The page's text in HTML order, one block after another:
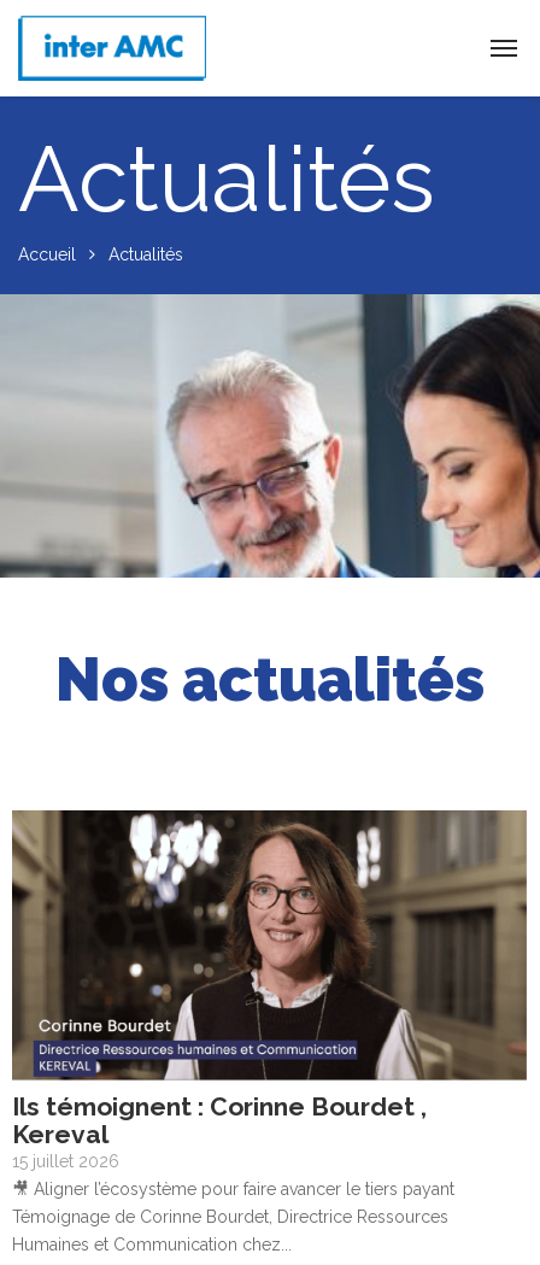
Actualités
Accueil Actualités
Nos actualités
Ils témoignent : Corinne Bourdet ,
Kereval
15 juillet 2026
🎥 Aligner l’écosystème pour faire avancer le tiers payant
Témoignage de Corinne Bourdet, Directrice Ressources
Humaines et Communication chez...